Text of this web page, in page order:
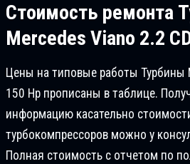
Стоимость ремонта
Mercedes Viano 2.2
Цены на типовые работы Турбины
150 Hp прописаны в таблице.
информацию касательно
турбокомпрессоров можно у
Полная стоимость с отчетом по